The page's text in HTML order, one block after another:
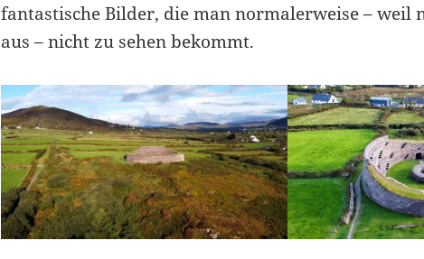
fantastische Bilder, die man normalerweise – weil
aus – nicht zu sehen bekommt.